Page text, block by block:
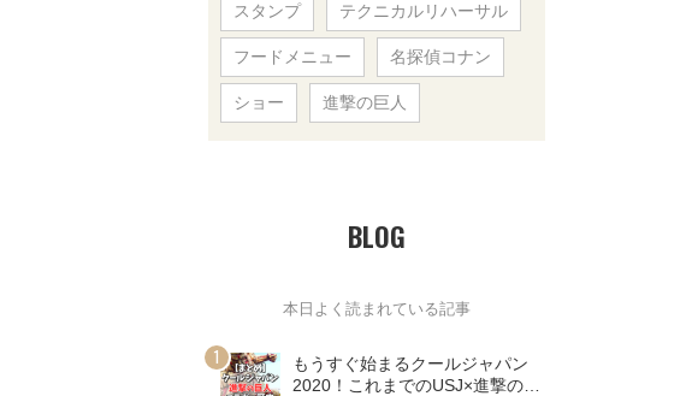
スタンプ テクニカルリハーサル
フードメニュー 名探偵コナン
ショー 進撃の巨人
BLOG
本日よく読まれている記事
もうすぐ始まるクールジャパン
2020！これまでのUSJ×進撃の巨